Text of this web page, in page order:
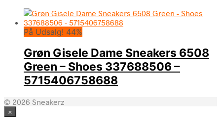
På Udsalg! 44%
Grøn Gisele Dame Sneakers 6508
Green – Shoes 337688506 –
5715406758688
© 2026 Sneakerz
×